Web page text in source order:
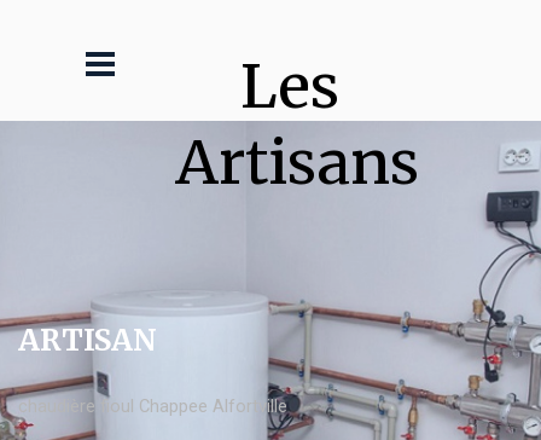
Les
Artisans
ARTISAN
chaudière fioul Chappee Alfortville